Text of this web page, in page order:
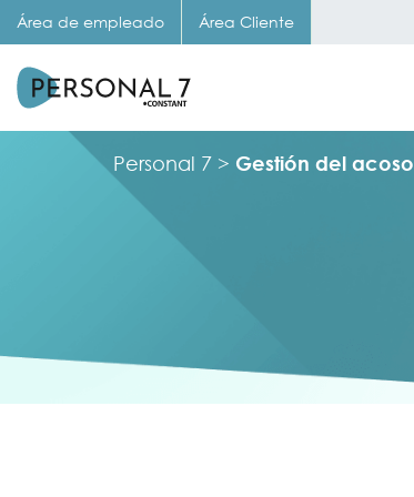
Área de empleado Área Cliente
Personal 7 > Gestión del acoso